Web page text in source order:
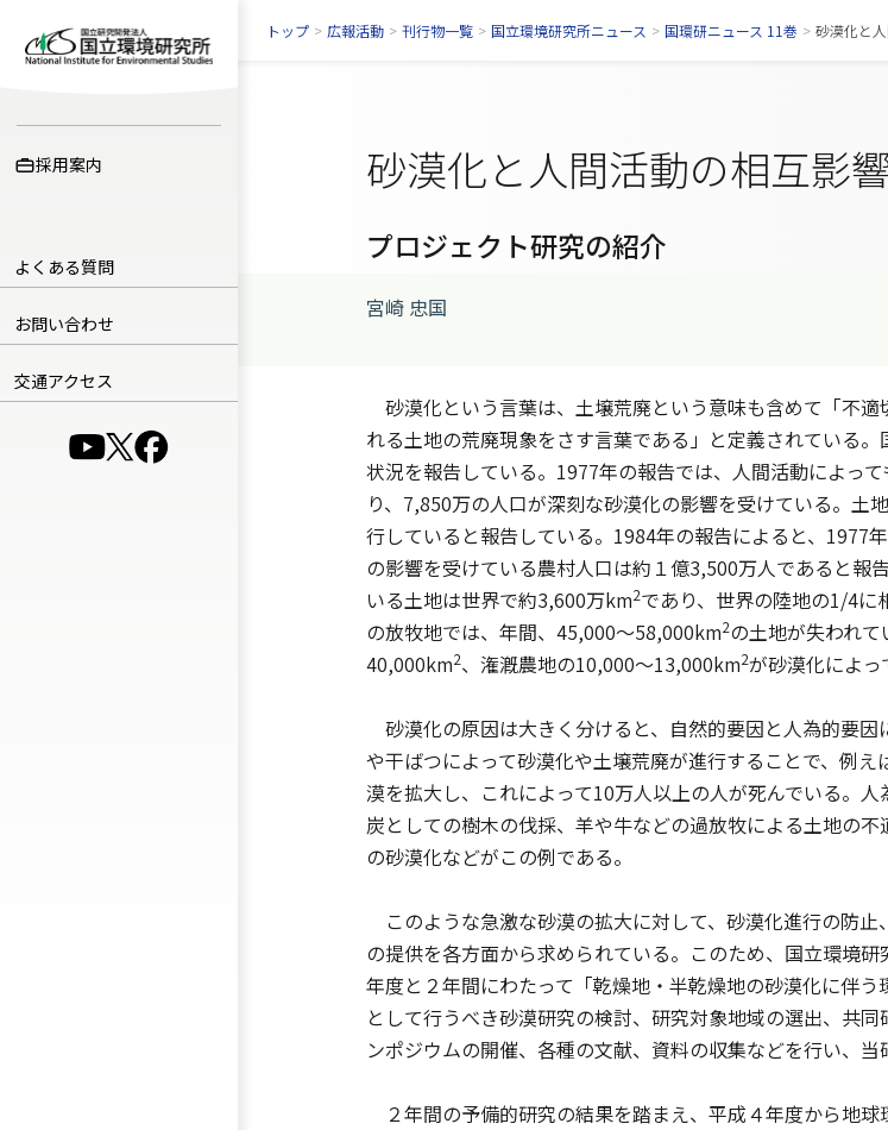
採用案内
よくある質問
お問い合わせ
交通アクセス
（別ウインドウで開きます）
（別ウインドウで開きます）
（別ウインドウで開きます）
トップ > 広報活動 > 刊行物一覧 > 国立環境研究所ニュース > 国環研ニュース 11巻 > 砂漠化と
砂漠化と人間活動の相互影
プロジェクト研究の紹介
宮崎 忠国
砂漠化という言葉は、土壌荒廃という意味も含めて「不
れる土地の荒廃現象をさす言葉である」と定義されている
状況を報告している。1977年の報告では、人間活動によっ
り、7,850万の人口が深刻な砂漠化の影響を受けている。
行していると報告している。1984年の報告によると、1977
の影響を受けている農村人口は約１億3,500万人であると
いる土地は世界で約3,600万km2であり、世界の陸地の1/4
の放牧地では、年間、45,000〜58,000km2の土地が失われ
40,000km2、潅漑農地の10,000〜13,000km2が砂漠化によっ
砂漠化の原因は大きく分けると、自然的要因と人為的要
や干ばつによって砂漠化や土壌荒廃が進行することで、例
漠を拡大し、これによって10万人以上の人が死んでいる。
炭としての樹木の伐採、羊や牛などの過放牧による土地の
の砂漠化などがこの例である。
このような急激な砂漠の拡大に対して、砂漠化進行の防
の提供を各方面から求められている。このため、国立環境
年度と２年間にわたって「乾燥地・半乾燥地の砂漠化に伴
として行うべき砂漠研究の検討、研究対象地域の選出、共
ンポジウムの開催、各種の文献、資料の収集などを行い、
２年間の予備的研究の結果を踏まえ、平成４年度から地